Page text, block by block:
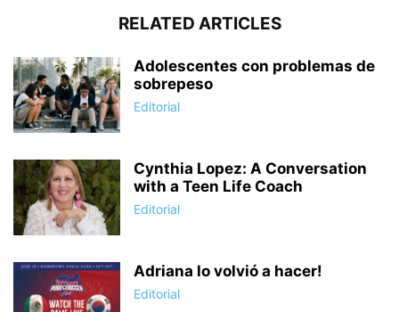
RELATED ARTICLES
Adolescentes con problemas de
sobrepeso
Editorial
Cynthia Lopez: A Conversation
with a Teen Life Coach
Editorial
Adriana lo volvió a hacer!
Editorial